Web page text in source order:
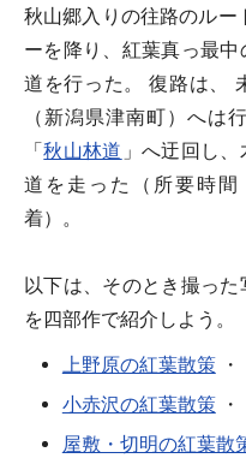
秋山郷入りの往路のルー
ーを降り、紅葉真っ最
道を行った。 復路は、
（新潟県津南町）へは
「秋山林道 」へ迂回し
道を走った（所要時
着）。
以下は、そのとき撮っ
を四部作で紹介しよう。
上野原の紅葉散策・
小赤沢の紅葉散策・
屋敷・切明の紅葉散